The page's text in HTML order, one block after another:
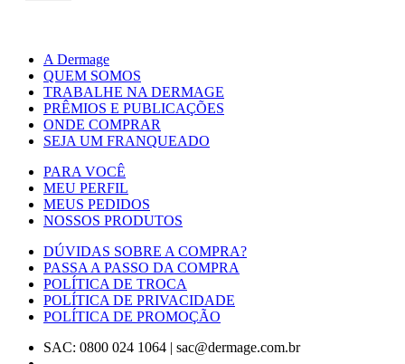
A Dermage
QUEM SOMOS
TRABALHE NA DERMAGE
PRÊMIOS E PUBLICAÇÕES
ONDE COMPRAR
SEJA UM FRANQUEADO
PARA VOCÊ
MEU PERFIL
MEUS PEDIDOS
NOSSOS PRODUTOS
DÚVIDAS SOBRE A COMPRA?
PASSA A PASSO DA COMPRA
POLÍTICA DE TROCA
POLÍTICA DE PRIVACIDADE
POLÍTICA DE PROMOÇÃO
SAC: 0800 024 1064 | sac@dermage.com.br